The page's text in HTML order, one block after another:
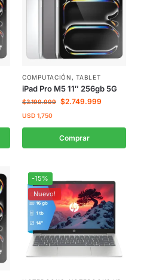
COMPUTACIÓN ,TABLET
iPad Pro M5 11″ 256gb 5G
$3.199.999 $2.749.999
USD 1,750
Comprar
-15%
Nuevo!